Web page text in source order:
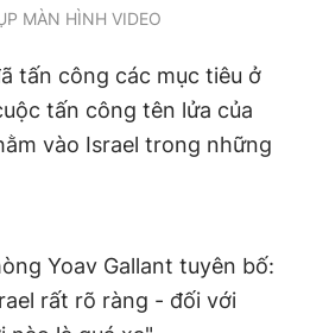
MÀN HÌNH VIDEO
tấn công các mục tiêu ở
tấn công tên lửa của
vào Israel trong những
Yoav Gallant tuyên bố:
rất rõ ràng - đối với